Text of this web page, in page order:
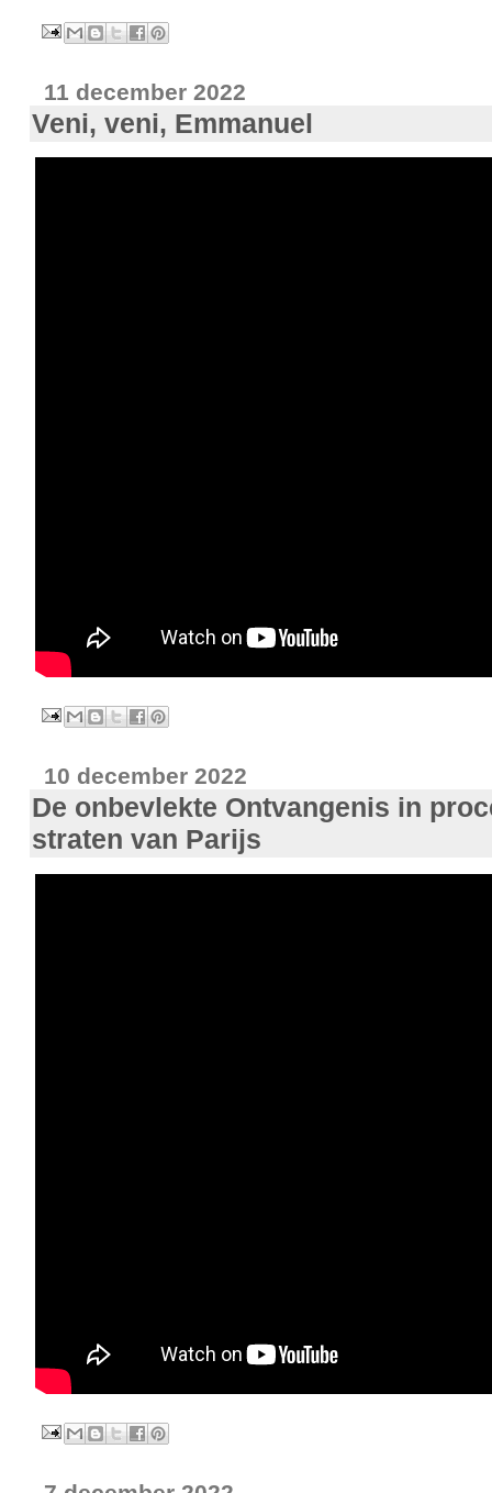
11 december 2022
Veni, veni, Emmanuel
10 december 2022
De onbevlekte Ontvangenis in
straten van Parijs